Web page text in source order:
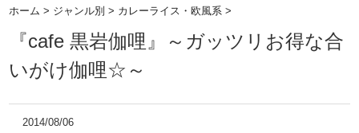
ホーム > ジャンル別 > カレーライス・欧風系 >
『cafe 黒岩伽哩』～ガッツリお得な合
いがけ伽哩☆～
2014/08/06